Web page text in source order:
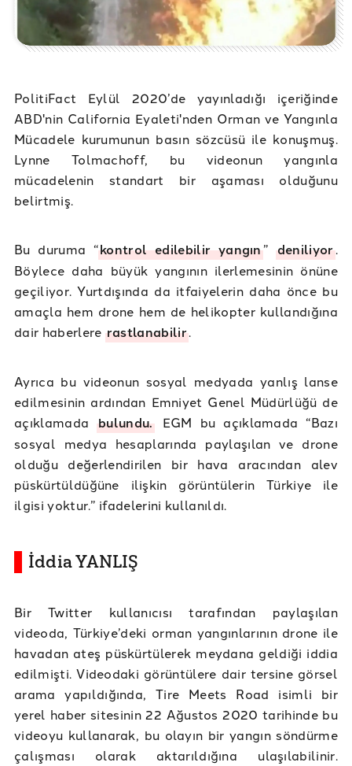
PolitiFact Eylül 2020’de yayınladığı içeriğinde
ABD'nin California Eyaleti'nden Orman ve Yangınla
Mücadele kurumunun basın sözcüsü ile konuşmuş.
Lynne Tolmachoff, bu videonun yangınla
mücadelenin standart bir aşaması olduğunu
belirtmiş.
Bu duruma “kontrol edilebilir yangın” deniliyor.
Böylece daha büyük yangının ilerlemesinin önüne
geçiliyor. Yurtdışında da itfaiyelerin daha önce bu
amaçla hem drone hem de helikopter kullandığına
dair haberlere rastlanabilir.
Ayrıca bu videonun sosyal medyada yanlış lanse
edilmesinin ardından Emniyet Genel Müdürlüğü de
açıklamadabulundu.EGM bu açıklamada “Bazı
sosyal medya hesaplarında paylaşılan ve drone
olduğu değerlendirilen bir hava aracından alev
püskürtüldüğüne ilişkin görüntülerin Türkiye ile
ilgisi yoktur.” ifadelerini kullanıldı.
İddia YANLIŞ
Bir Twitter kullanıcısı tarafından paylaşılan
videoda, Türkiye’deki orman yangınlarının drone ile
havadan ateş püskürtülerek meydana geldiği iddia
edilmişti. Videodaki görüntülere dair tersine görsel
arama yapıldığında, Tire Meets Road isimli bir
yerel haber sitesinin 22 Ağustos 2020 tarihinde bu
videoyu kullanarak, bu olayın bir yangın söndürme
çalışması olarak aktarıldığına ulaşılabilinir.